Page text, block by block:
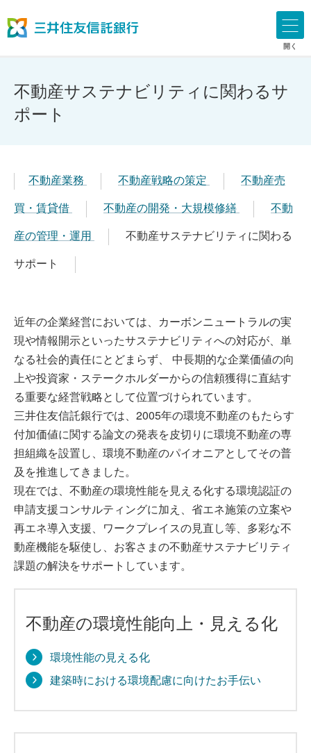
開く
不動産サステナビリティに関わるサ
ポート
不動産業務 不動産戦略の策定
不動産売
買・賃貸借
不動産の開発・大規模修繕
不動
産の管理・運用
不動産サステナビリティに関わる
サポート
近年の企業経営においては、カーボンニュートラルの実
現や情報開示といったサステナビリティへの対応が、単
なる社会的責任にとどまらず、 中長期的な企業価値の向
上や投資家・ステークホルダーからの信頼獲得に直結す
る重要な経営戦略として位置づけられています。
三井住友信託銀行では、2005年の環境不動産のもたらす
付加価値に関する論文の発表を皮切りに環境不動産の専
担組織を設置し、環境不動産のパイオニアとしてその普
及を推進してきました。
現在では、不動産の環境性能を見える化する環境認証の
申請支援コンサルティングに加え、省エネ施策の立案や
再エネ導入支援、ワークプレイスの見直し等、多彩な不
動産機能を駆使し、お客さまの不動産サステナビリティ
課題の解決をサポートしています。
不動産の環境性能向上・見える化
環境性能の見える化
建築時における環境配慮に向けたお手伝い